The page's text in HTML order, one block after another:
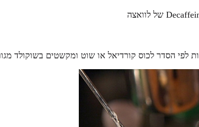
לפי הסדר לכוס קורדיאל או שוט ומקשטים בשוקולד